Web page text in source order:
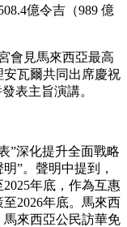
億令吉（989 億
會見馬來西亞最高
瓦爾共同出席慶祝
表主旨演講。
”深化提升全面戰略
”。聲明中提到，
年底，作為互惠
2026年底。馬來西
來西亞公民訪華免